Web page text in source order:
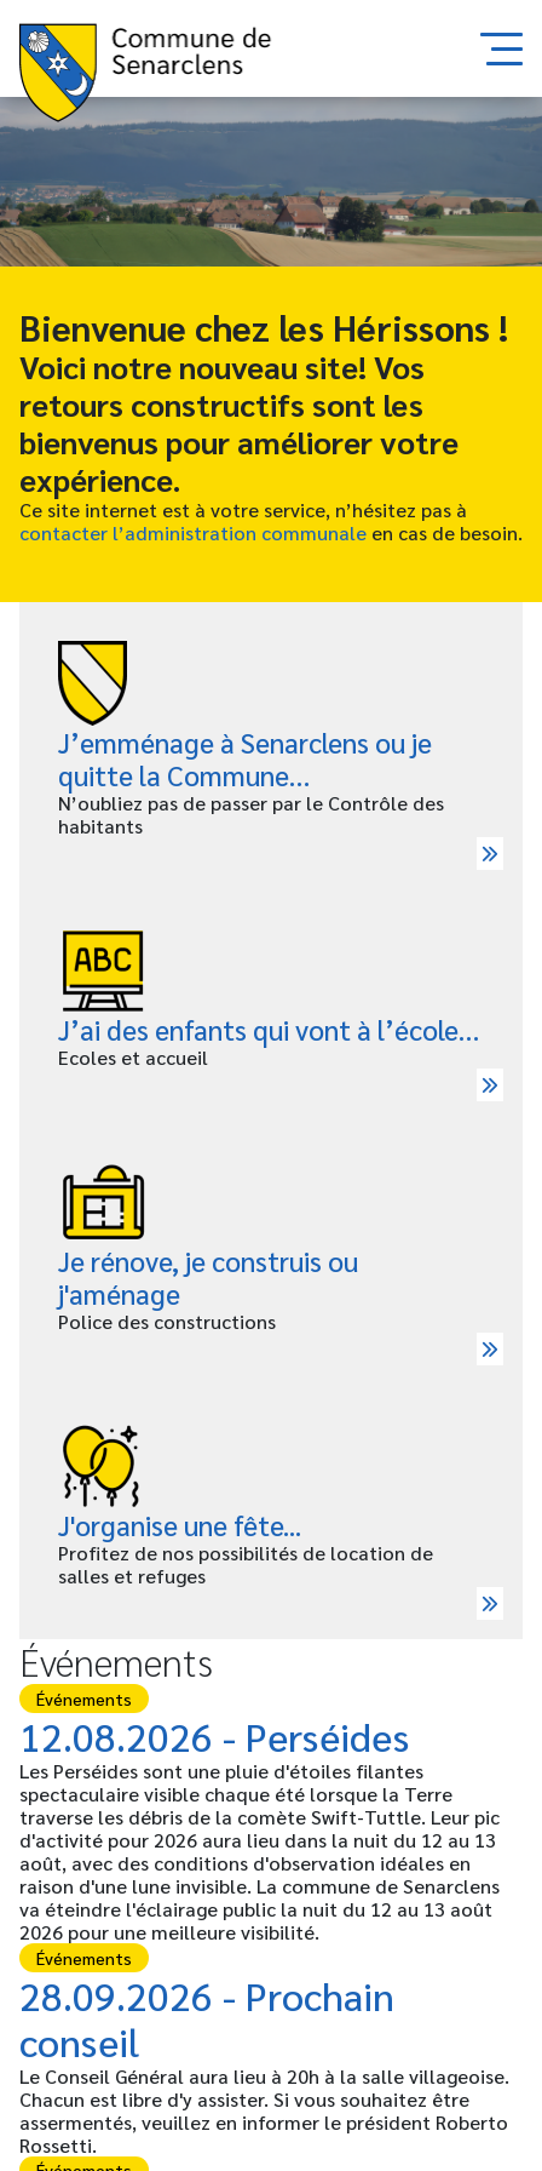
Bienvenue chez les Hérissons !
Voici notre nouveau site! Vos
retours constructifs sont les
bienvenus pour améliorer votre
expérience.
Ce site internet est à votre service, n’hésitez pas à
contacter l’administration communale en cas de besoin.
J’emménage à Senarclens ou je
quitte la Commune…
N’oubliez pas de passer par le Contrôle des
habitants
J’ai des enfants qui vont à l’école…
Ecoles et accueil
Je rénove, je construis ou
j'aménage
Police des constructions
J'organise une fête...
Profitez de nos possibilités de location de
salles et refuges
Événements
Événements
12.08.2026 - Perséides
Les Perséides sont une pluie d'étoiles filantes
spectaculaire visible chaque été lorsque la Terre
traverse les débris de la comète Swift-Tuttle. Leur pic
d'activité pour 2026 aura lieu dans la nuit du 12 au 13
août, avec des conditions d'observation idéales en
raison d'une lune invisible. La commune de Senarclens
va éteindre l'éclairage public la nuit du 12 au 13 août
2026 pour une meilleure visibilité.
Événements
28.09.2026 - Prochain
conseil
Le Conseil Général aura lieu à 20h à la salle villageoise.
Chacun est libre d'y assister. Si vous souhaitez être
assermentés, veuillez en informer le président Roberto
Rossetti.